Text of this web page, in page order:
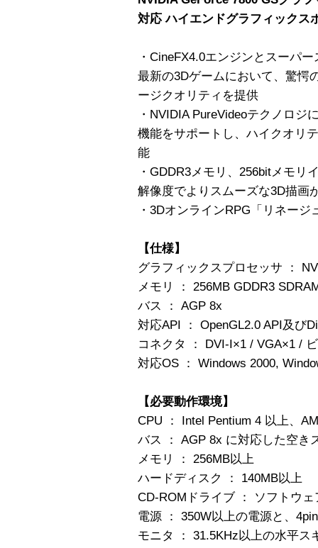
対応 ハイエンドグラフィックス
・CineFX4.0エンジンとスーパ
最新の3Dゲームにおいて、驚愕
ージクオリティを提供
・NVIDIA PureVideoテクノロジ
機能をサポートし、ハイクオリ
能
・GDDR3メモリ、256bitメモリ
解像度でよりスムーズな3D描画
・3DオンラインRPG「リネー
【仕様】
グラフィックスプロセッサ ：
メモリ ： 256MB GDDR3
バス ： AGP 8x
対応API ： OpenGL2.0 API及び
コネクタ ： DVI-I×1 / VGA×1 /
対応OS ： Windows 2000,
【必要動作環境】
CPU ： Intel Pentium 4 以上、
バス ： AGP 8x に対応した空き
メモリ ： 256MB以上
ハードディスク ： 140MB以上
CD-ROMドライブ ： ソフトウ
電源 ： 350W以上の電源と、
モニタ ： 31.5KHz以上の水平ス